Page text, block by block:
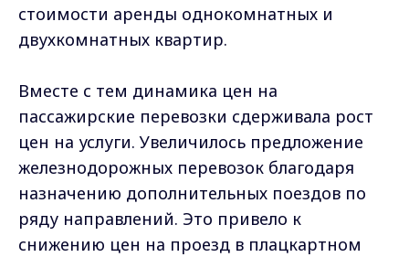
стоимости аренды однокомнатных и
двухкомнатных квартир.
Вместе с тем динамика цен на
пассажирские перевозки сдерживала рост
цен на услуги. Увеличилось предложение
железнодорожных перевозок благодаря
назначению дополнительных поездов по
ряду направлений. Это привело к
снижению цен на проезд в плацкартном